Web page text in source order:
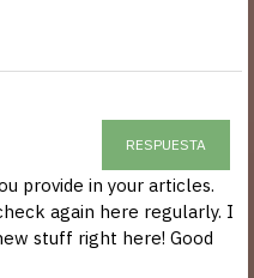
RESPUESTA
provide in your articles.
again here regularly. I
stuff right here! Good